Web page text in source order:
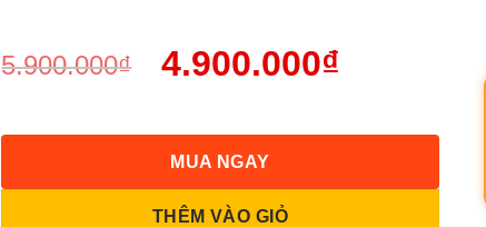
5.900.000₫ 4.900.000₫
THÊM VÀO GIỎ
MUA NGAY